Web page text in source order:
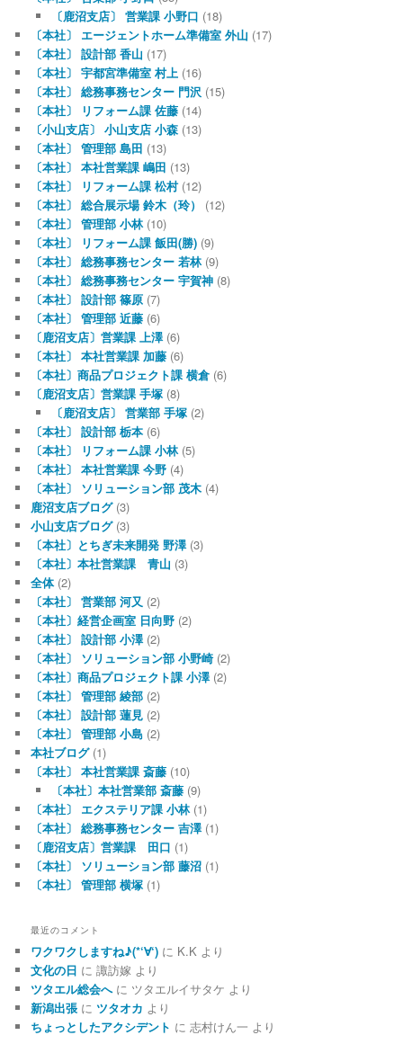
〔鹿沼支店〕 営業課 小野口 (18)
〔本社〕 エージェントホーム準備室 外山 (17)
〔本社〕 設計部 香山 (17)
〔本社〕 宇都宮準備室 村上 (16)
〔本社〕 総務事務センター 門沢 (15)
〔本社〕 リフォーム課 佐藤 (14)
〔小山支店〕 小山支店 小森 (13)
〔本社〕 管理部 島田 (13)
〔本社〕 本社営業課 嶋田 (13)
〔本社〕 リフォーム課 松村(12)
〔本社〕 総合展示場 鈴木（玲）
(12)
〔本社〕 管理部 小林(10)
〔本社〕 リフォーム課 飯田(勝) (9)
〔本社〕 総務事務センター 若林(9)
〔本社〕 総務事務センター 宇賀神 (8)
〔本社〕 設計部 篠原 (7)
〔本社〕 管理部 近藤 (6)
〔鹿沼支店〕営業課 上澤(6)
〔本社〕 本社営業課 加藤 (6)
〔本社〕商品プロジェクト課 横倉 (6)
〔鹿沼支店〕営業課 手塚 (8)
〔鹿沼支店〕 営業部 手塚(2)
〔本社〕 設計部 栃本 (6)
〔本社〕 リフォーム課 小林(5)
〔本社〕 本社営業課 今野 (4)
〔本社〕 ソリューション部 茂木 (4)
鹿沼支店ブログ(3)
小山支店ブログ(3)
〔本社〕とちぎ未来開発 野澤(3)
〔本社〕本社営業課 青山 (3)
全体(2)
〔本社〕 営業部 河又 (2)
〔本社〕経営企画室 日向野 (2)
〔本社〕 設計部 小澤(2)
〔本社〕 ソリューション部 小野崎(2)
〔本社〕商品プロジェクト課 小澤(2)
〔本社〕 管理部 綾部 (2)
〔本社〕 設計部 蓮見 (2)
〔本社〕 管理部 小島 (2)
本社ブログ(1)
〔本社〕 本社営業課 斎藤 (10)
〔本社〕本社営業部 斎藤(9)
〔本社〕 エクステリア課 小林(1)
〔本社〕 総務事務センター 吉澤(1)
〔鹿沼支店〕営業課 田口 (1)
〔本社〕 ソリューション部 藤沼 (1)
〔本社〕 管理部 横塚 (1)
最近のコメント
ワクワクしますね♪(*‘∀‘) に K.K より
文化の日 に諏訪嫁 より
ツタエル総会へに ツタエルイサタケ より
新潟出張 に ツタオカ より
ちょっとしたアクシデント に志村けん一 より